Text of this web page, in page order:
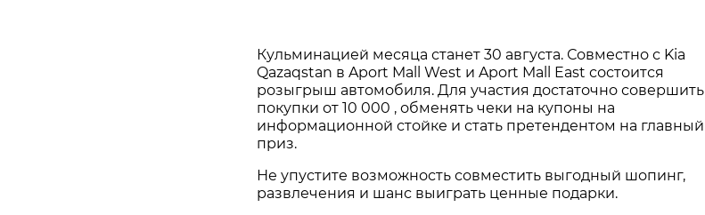
Кульминацией месяца станет 30 августа. Совместно с Kia
Qazaqstan в Aport Mall West и Aport Mall East состоится
розыгрыш автомобиля. Для участия достаточно совершить
покупки от 10 000 , обменять чеки на купоны на
информационной стойке и стать претендентом на главный
приз.
Не упустите возможность совместить выгодный шопинг,
развлечения и шанс выиграть ценные подарки.